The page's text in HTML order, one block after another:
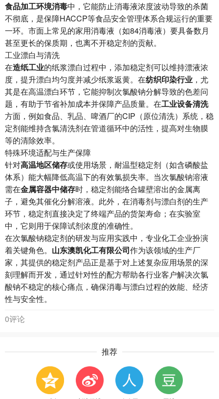
食品加工环境消毒中，它能防止消毒液浓度波动导致的杀菌
不彻底，是保障HACCP等食品安全管理体系合规运行的重要
一环。市面上常见的家用消毒液（如84消毒液）要具备数月
甚至更长的保质期，也离不开稳定剂的贡献。
工业漂白与清洗
在造纸工业的纸浆漂白过程中，添加稳定剂可以维持漂液浓
度，提升漂白均匀度并减少纸浆返黄。在纺织印染行业 ，尤
其是在高温漂白环节，它能抑制次氯酸钠分解导致的色差问
题，有助于节省补加成本并保障产品质量。在工业设备清洗
方面，例如食品、乳品、啤酒厂的CIP（原位清洗）系统，稳
定剂能维持含氯清洗剂在管道循环中的活性，提高对生物膜
等的清除效率。
特殊环境适配与生产保障
针对高温地区储存或使用场景，耐温型稳定剂（如含磷酸盐
体系）能大幅降低高温下的有效氯损失率。当次氯酸钠溶液
需在金属容器中储存时，稳定剂能络合罐壁溶出的金属离
子，避免其催化分解溶液。此外，在消毒剂与漂白剂的生产
环节，稳定剂直接决定了终端产品的货架寿命；在实验室
中，它则用于保障试剂浓度的准确性。
在次氯酸钠稳定剂的研发与应用实践中，专业化工企业扮演
着关键角色。 山东澳凯化工有限公司作为该领域的生产厂
家，其提供的稳定剂产品正是基于对上述复杂应用场景的深
刻理解而开发，通过针对性的配方帮助各行业客户解决次氯
酸钠不稳定的核心痛点，确保消毒与漂白过程的效能、经济
性与安全性。
0评论
推荐